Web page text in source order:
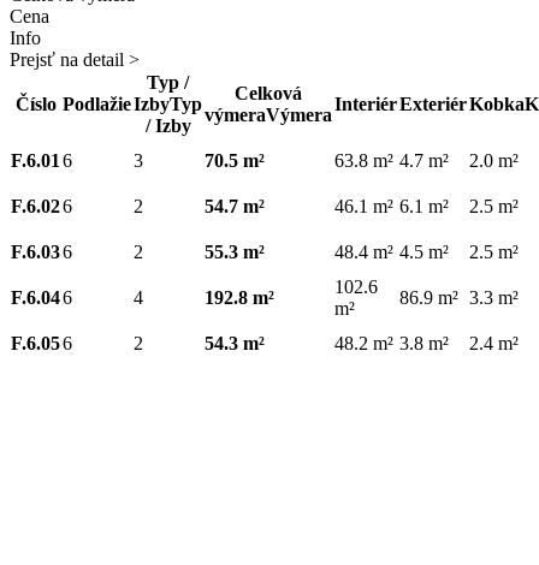
Cena
Info
Prejsť na detail >
Číslo Podlažie
Typ /
IzbyTyp
/ Izby
Celková
výmeraVýmera
InteriérExteriérKobka
F.6.01 6 3 70.5 m² 63.8 m² 4.7 m² 2.0 m²
F.6.026 2 54.7 m² 46.1 m² 6.1 m² 2.5 m²
F.6.036 2 55.3 m² 48.4 m² 4.5 m² 2.5 m²
F.6.046 4 192.8 m²
102.6
m²
86.9 m² 3.3 m²
F.6.056 2 54.3 m² 48.2 m² 3.8 m² 2.4 m²